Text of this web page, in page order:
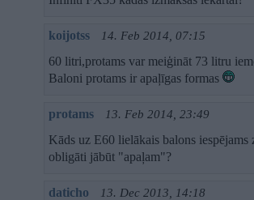
koijotss 14. Feb 2014, 07:15
60 litri,protams var meiģināt 73 litru
Baloni protams ir apaļīgas formas
protams 13. Feb 2014, 23:49
Kāds uz E60 lielākais balons
obligāti jābūt "apaļam"?
daticho 13. Dec 2013, 14:18